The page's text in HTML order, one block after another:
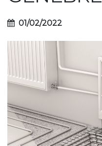
01/02/2022